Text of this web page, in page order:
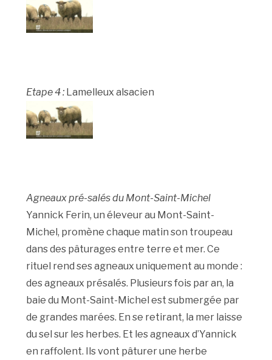
Etape 4 : Lamelleux alsacien
Agneaux pré-salés du Mont-Saint-Michel
Yannick Ferin, un éleveur au Mont-Saint-
Michel, promène chaque matin son troupeau
dans des pâturages entre terre et mer. Ce
rituel rend ses agneaux uniquement au monde :
des agneaux présalés. Plusieurs fois par an, la
baie du Mont-Saint-Michel est submergée par
de grandes marées. En se retirant, la mer laisse
du sel sur les herbes. Et les agneaux d’Yannick
en raffolent. Ils vont pâturer une herbe